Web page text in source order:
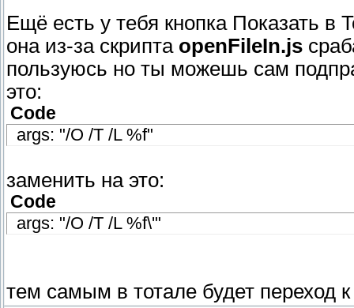
Ещё есть у тебя кнопка Показать в
она из-за скрипта openFileIn.js
пользуюсь но ты можешь сам
это:
Code
args: "/O /T /L %f"
заменить на это:
Code
args: "/O /T /L %f\'"
тем самым в тотале будет переход